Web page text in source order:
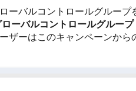
ーバルコントロールグルー
ローバルコントロールグループ
ザーはこのキャンペーンか